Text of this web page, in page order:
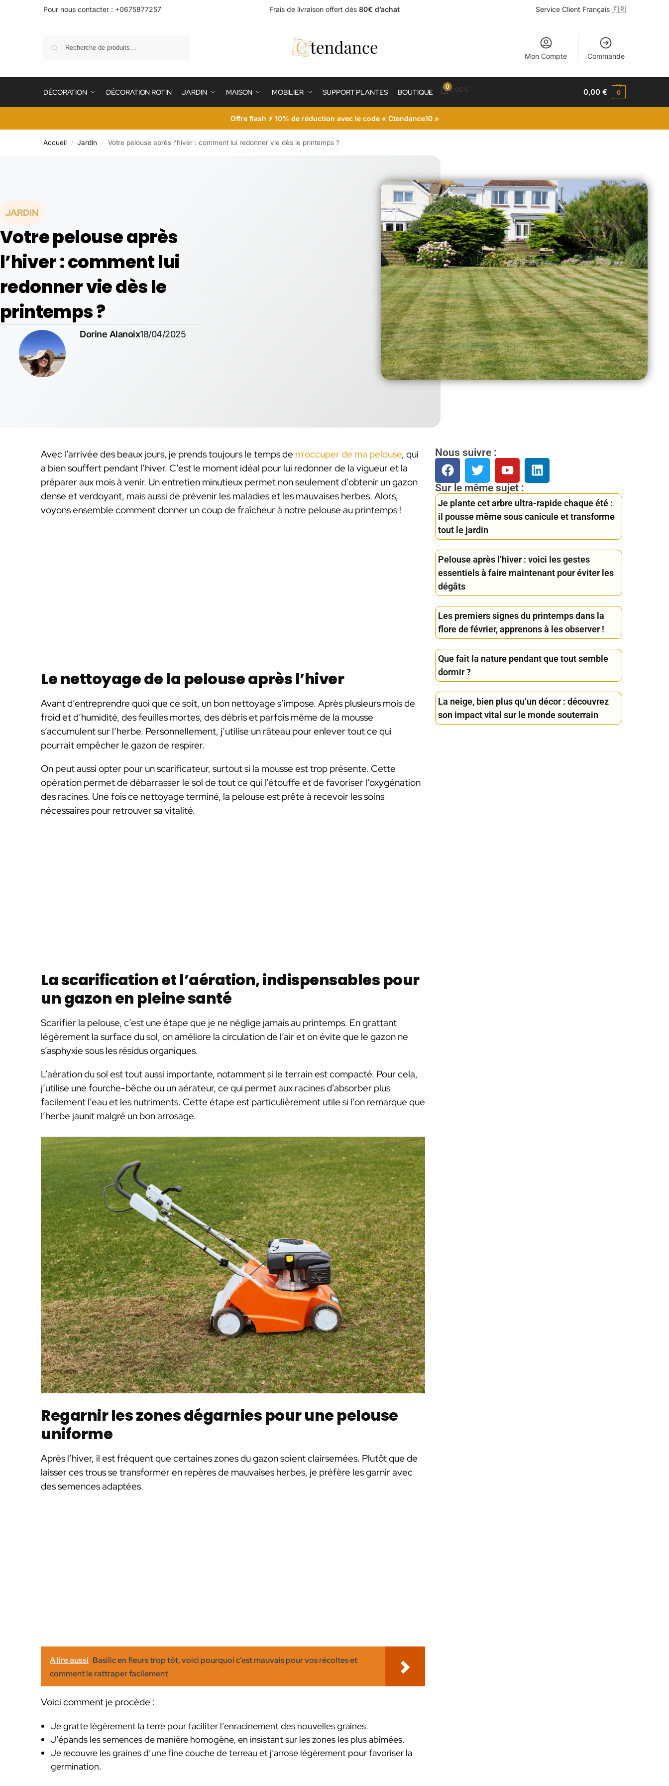
Pour nous contacter : +0675877257 Frais de livraison offert dès 80€ d’achat Service Client Français 🇫🇷
Mon Compte Commande
DÉCORATION DÉCORATION ROTIN JARDIN MAISON MOBILIER SUPPORT PLANTES BOUTIQUE
00,00 € 0,00€ 0
Offre flash ⚡ 10% de réduction avec le code « Ctendance10 »
Accueil / Jardin / Votre pelouse après l’hiver : comment lui redonner vie dès le printemps ?
JARDIN
Votre pelouse après
l’hiver : comment lui
redonner vie dès le
printemps ?
Dorine Alanoix18/04/2025
Avec l’arrivée des beaux jours, je prends toujours le temps de m’occuper de ma pelouse, qui
a bien souffert pendant l’hiver. C’est le moment idéal pour lui redonner de la vigueur et la
préparer aux mois à venir. Un entretien minutieux permet non seulement d’obtenir un gazon
dense et verdoyant, mais aussi de prévenir les maladies et les mauvaises herbes. Alors,
voyons ensemble comment donner un coup de fraîcheur à notre pelouse au printemps !
Le nettoyage de la pelouse après l’hiver
Avant d’entreprendre quoi que ce soit, un bon nettoyage s’impose. Après plusieurs mois de
froid et d’humidité, des feuilles mortes, des débris et parfois même de la mousse
s’accumulent sur l’herbe. Personnellement, j’utilise un râteau pour enlever tout ce qui
pourrait empêcher le gazon de respirer.
On peut aussi opter pour un scarificateur, surtout si la mousse est trop présente. Cette
opération permet de débarrasser le sol de tout ce qui l’étouffe et de favoriser l’oxygénation
des racines. Une fois ce nettoyage terminé, la pelouse est prête à recevoir les soins
nécessaires pour retrouver sa vitalité.
La scarification et l’aération, indispensables pour
un gazon en pleine santé
Scarifier la pelouse, c’est une étape que je ne néglige jamais au printemps. En grattant
légèrement la surface du sol, on améliore la circulation de l’air et on évite que le gazon ne
s’asphyxie sous les résidus organiques.
L’aération du sol est tout aussi importante, notamment si le terrain est compacté. Pour cela,
j’utilise une fourche-bêche ou un aérateur, ce qui permet aux racines d’absorber plus
facilement l’eau et les nutriments. Cette étape est particulièrement utile si l’on remarque que
l’herbe jaunit malgré un bon arrosage.
Regarnir les zones dégarnies pour une pelouse
uniforme
Après l’hiver, il est fréquent que certaines zones du gazon soient clairsemées. Plutôt que de
laisser ces trous se transformer en repères de mauvaises herbes, je préfère les garnir avec
des semences adaptées.
A lire aussi Basilic en fleurs trop tôt, voici pourquoi c’est mauvais pour vos récoltes et
comment le rattraper facilement
Voici comment je procède :
Je gratte légèrement la terre pour faciliter l’enracinement des nouvelles graines.
J’épands les semences de manière homogène, en insistant sur les zones les plus abîmées.
Je recouvre les graines d’une fine couche de terreau et j’arrose légèrement pour favoriser la
germination.
Nous suivre :
Sur le même sujet :
Je plante cet arbre ultra-rapide chaque été :
il pousse même sous canicule et transforme
tout le jardin
Pelouse après l’hiver : voici les gestes
essentiels à faire maintenant pour éviter les
dégâts
Les premiers signes du printemps dans la
flore de février, apprenons à les observer !
Que fait la nature pendant que tout semble
dormir ?
La neige, bien plus qu’un décor : découvrez
son impact vital sur le monde souterrain